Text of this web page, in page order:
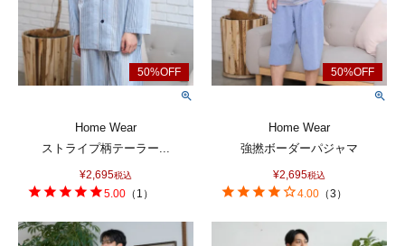
Home Wear
ストライプ柄テーラー...
¥2,695税込
5.00 （ 1 ）
Home Wear
強撚ボーダーパジャマ
¥2,695税込
4.00 （3 ）